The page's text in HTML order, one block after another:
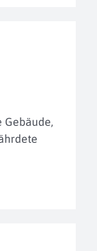
Gebäude,